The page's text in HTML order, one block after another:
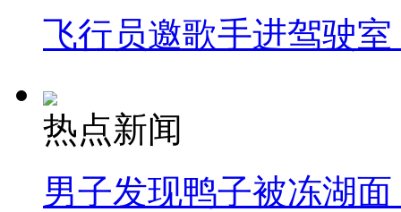
飞行员邀歌手进驾驶
热点新闻
男子发现鸭子被冻湖